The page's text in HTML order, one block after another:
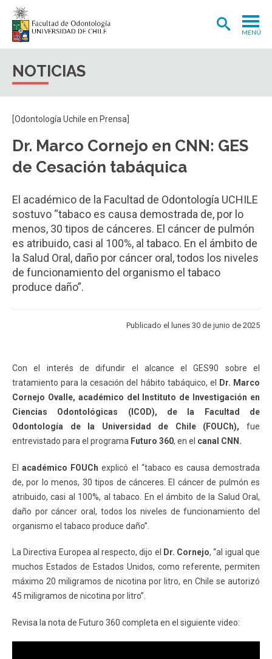
MENÚ
EXTENSIÓN
CLÍNICA ODONTOLÓGICA
BIBLIOTECA
FACULTAD
ESTUDIANTES ACADÉMICOS
NOTICIAS
[Odontología Uchile en Prensa]
Dr. Marco Cornejo en CNN: GES
de Cesación tabáquica
El académico de la Facultad de Odontología UCHILE
sostuvo “tabaco es causa demostrada de, por lo
menos, 30 tipos de cánceres. El cáncer de pulmón
es atribuido, casi al 100%, al tabaco. En el ámbito de
la Salud Oral, daño por cáncer oral, todos los niveles
de funcionamiento del organismo el tabaco
produce daño”.
Publicado el lunes 30 de junio de 2025
Con el interés de difundir el alcance el GES90 sobre el
tratamiento para la cesación del hábito tabáquico, el
Dr. Marco
Cornejo Ovalle, académico del Instituto de Investigación en
Ciencias Odontológicas (ICOD), de la Facultad de
Odontología de la Universidad de Chile (FOUCh), fue
entrevistado para el programa Futuro 360, en el canal CNN.
Elacadémico FOUChexplicó el “tabaco es causa demostrada
de, por lo menos, 30 tipos de cánceres. El cáncer de pulmón es
atribuido, casi al 100%, al tabaco. En el ámbito de la Salud Oral,
daño por cáncer oral, todos los niveles de funcionamiento del
organismo el tabaco produce daño”.
La Directiva Europea al respecto, dijo el Dr. Cornejo, “al igual que
muchos Estados de Estados Unidos, como referente, permiten
máximo 20 miligramos de nicotina por litro, en Chile se autorizó
45 miligramos de nicotina por litro”.
Revisa la nota de Futuro 360 completa en el siguiente video: